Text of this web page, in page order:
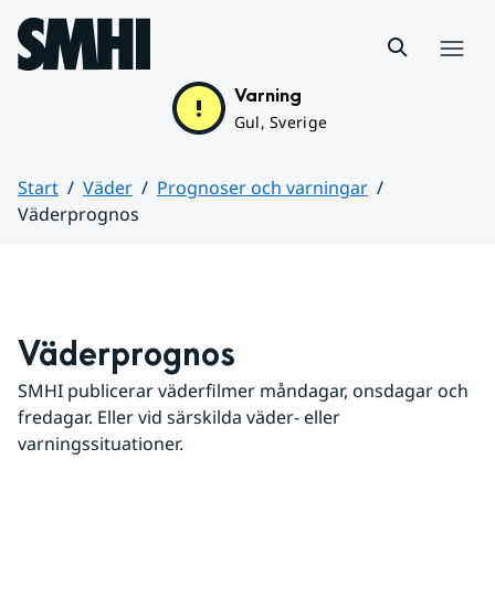
Hoppa till sidans innehåll
Varning
Gul, Sverige
Start Väder
Prognoser och varningar
Väderprognos
Väderprognos
SMHI publicerar väderfilmer måndagar, onsdagar och
fredagar. Eller vid särskilda väder- eller
varningssituationer.